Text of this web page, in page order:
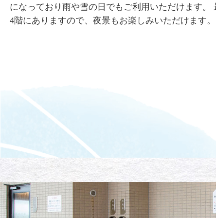
になっており雨や雪の日でもご利用いただけます。
4階にありますので、夜景もお楽しみいただけます。